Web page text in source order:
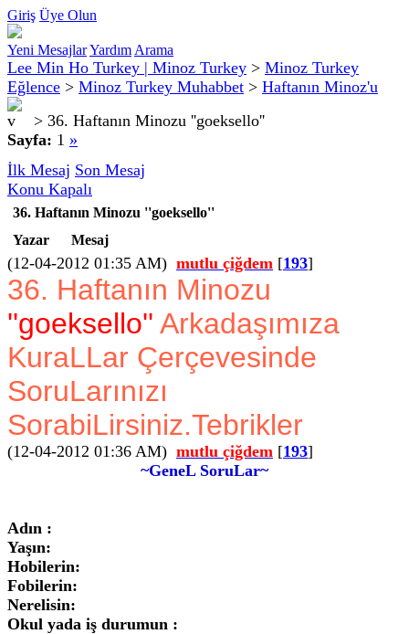
Giriş Üye Olun
Yeni MesajlarYardım Arama
Lee Min Ho Turkey | Minoz Turkey > Minoz Turkey
Eğlence > Minoz Turkey Muhabbet > Haftanın Minoz'u
> 36. Haftanın Minozu ''goeksello''
Sayfa: 1 »
İlk Mesaj Son Mesaj
Konu Kapalı
36. Haftanın Minozu ''goeksello''
Yazar
Mesaj
(12-04-2012 01:35 AM) mutlu çiğdem [193]
36. Haftanın Minozu
''goeksello'' Arkadaşımıza
KuraLLar Çerçevesinde
SoruLarınızı
SorabiLirsiniz.Tebrikler
(12-04-2012 01:36 AM) mutlu çiğdem [193]
~GeneL SoruLar~
Adın :
Yaşın:
Hobilerin:
Fobilerin:
Nerelisin:
Okul yada iş durumun :